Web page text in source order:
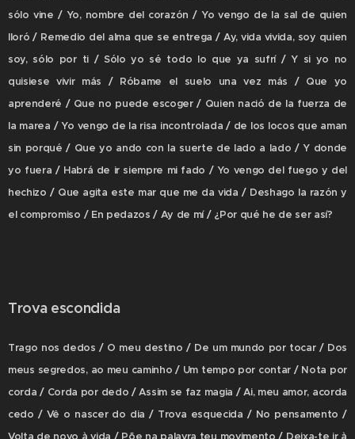
sólo vine / Yo, nombre del corazón / Yo vengo de la sal de quien
lloró / Remedio del alma que se entrega / Ay, vida vivida, soy quien
soy, sólo por ti / Sólo yo sé todo lo que ya sufrí / Y si yo no
quisiese vivir más / Róbame el suelo una vez más / Que yo
aprenderé / Que no puede escoger / Quien nació de la fuerza de
la marea / Yo vengo de la risa incontrolada / de los locos que aman
sin porqué / Que yo ando con la suerte de lado a lado / Y donde
yo fuera / Habrá de ir siempre mi fado / Yo vengo del fuego y del
hechizo / Que agita este mar que me da vida / Deshago la razón y
el compromiso / En pedazos / Ay de mí / ¿Por qué he de ser así?
Trova escondida
Trago nos dedos / O meu destino / De um mundo por tocar / Dos
meus segredos, ao meu caminho / Um tempo por contar / Nota por
corda / Corda por dedo / Assim se faz magia / Ai, meu amor, acorda
cedo / Vê o nascer do dia / Trova esquecida / No pensamento /